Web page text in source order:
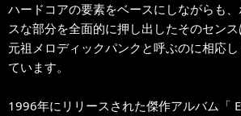
ハードコアの要素をベースにしながらも
スな部分を全面的に押し出したそのセンス
元祖メロディックパンクと呼ぶのに相応
ています。
1996年にリリースされた傑作アルバム「